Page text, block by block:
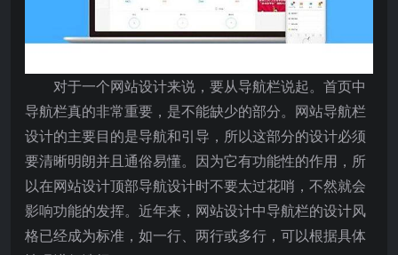
对于一个网站设计来说，要从导航栏说起。首页中
导航栏真的非常重要，是不能缺少的部分。网站导航栏
设计的主要目的是导航和引导，所以这部分的设计必须
要清晰明朗并且通俗易懂。因为它有功能性的作用，所
以在网站设计顶部导航设计时不要太过花哨，不然就会
影响功能的发挥。近年来，网站设计中导航栏的设计风
格已经成为标准，如一行、两行或多行，可以根据具体